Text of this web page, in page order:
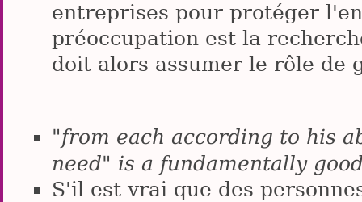
entreprises pour protéger
préoccupation est la
doit alors assumer le rôle de
"from each according to his
need" is a fundamentally
S'il est vrai que des